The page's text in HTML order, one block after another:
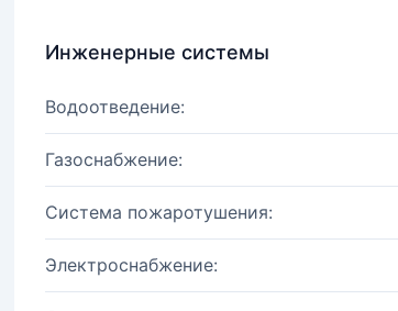
Инженерные системы
Водоотведение:
Газоснабжение:
Система пожаротушения:
Электроснабжение: